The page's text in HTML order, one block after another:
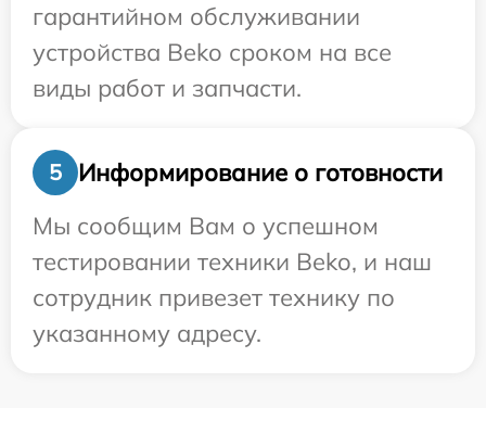
гарантийном обслуживании
устройства Beko сроком на все
виды работ и запчасти.
5
Информирование о готовности
Мы сообщим Вам о успешном
тестировании техники Beko, и наш
сотрудник привезет технику по
указанному адресу.